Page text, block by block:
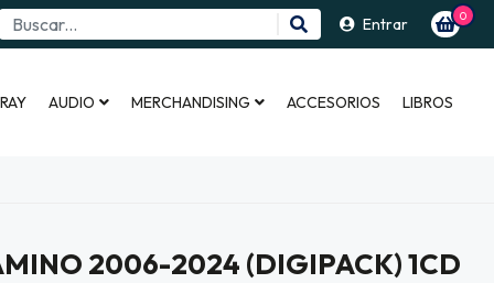
Entrar 0
AUDIO MERCHANDISING ACCESORIOS LIBROS
2006-2024 (DIGIPACK) 1CD